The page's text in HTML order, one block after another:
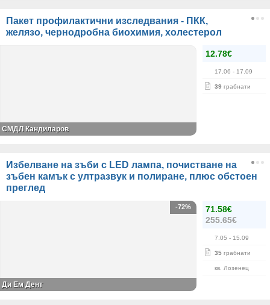
Пакет профилактични изследвания - ПКК,
желязо, чернодробна биохимия, холестерол
12.78€
17.06 - 17.09
39 грабнати
СМДЛ Кандиларов
Избелване на зъби с LED лампа, почистване на
зъбен камък с ултразвук и полиране, плюс обстоен
преглед
71.58€
255.65€
7.05 - 15.09
35 грабнати
кв. Лозенец
-72%
Ди Ем Дент